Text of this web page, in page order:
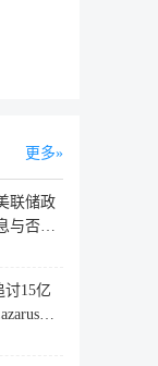
更多
联储政
与否仍
讨15亿
黑